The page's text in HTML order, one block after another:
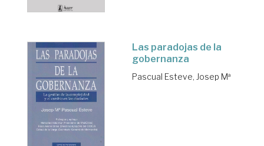
Las paradojas de la
gobernanza
Pascual Esteve, Josep Mª